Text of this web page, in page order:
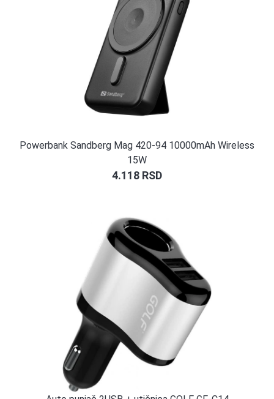
Powerbank Sandberg Mag 420-94 10000mAh Wireless
15W
4.118 RSD